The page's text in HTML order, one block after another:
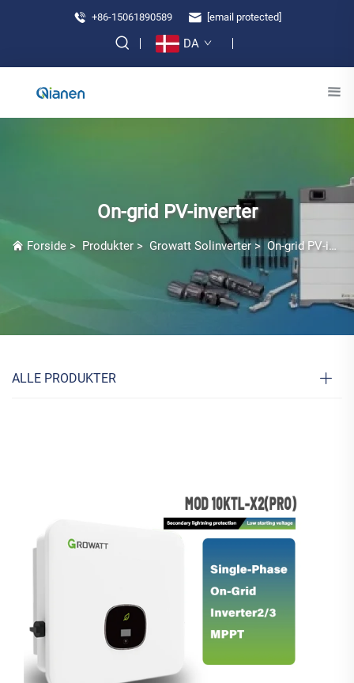
+86-15061890589 [email protected]
DA
On-grid PV-inverter
Forside > Produkter > Growatt Solinverter > On-grid PV-inverter
ALLE PRODUKTER